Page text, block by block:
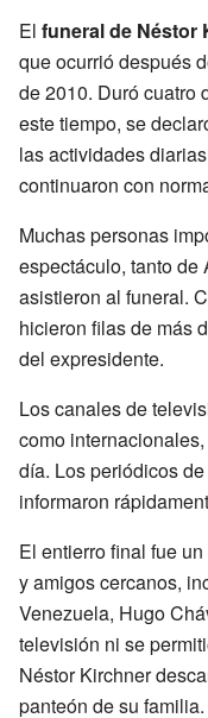
El funeral de Néstor
que ocurrió después
de 2010. Duró cuatro
este tiempo, se
las actividades
continuaron con
Muchas personas
espectáculo, tanto de
asistieron al funeral.
hicieron filas de más
del expresidente.
Los canales de
como
día. Los periódicos
informaron
El entierro final fue
y amigos cercanos,
Venezuela, Hugo
televisión ni se
Néstor Kirchner
panteón de su familia.